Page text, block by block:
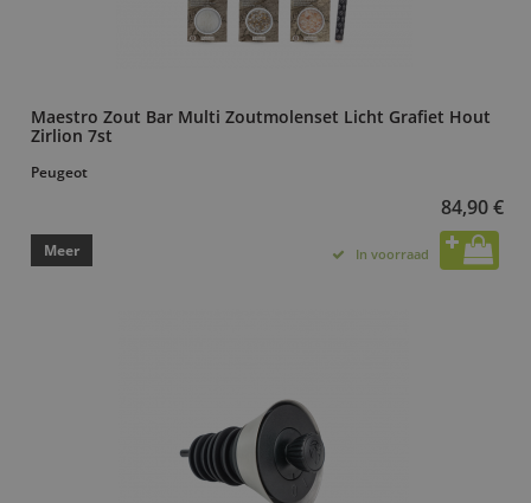
Maestro Zout Bar Multi Zoutmolenset Licht Grafiet Hout
Zirlion 7st
Peugeot
84,90 €
Meer In voorraad